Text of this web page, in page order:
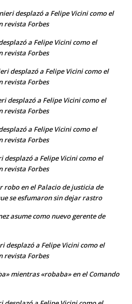
desplazó a Felipe Vicini como el
revista Forbes
a Felipe Vicini como el
revista Forbes
desplazó a Felipe Vicini como el
revista Forbes
desplazó a Felipe Vicini como el
revista Forbes
a Felipe Vicini como el
revista Forbes
desplazó a Felipe Vicini como el
revista Forbes
robo en el Palacio de justicia de
se esfumaron sin dejar rastro
asume como nuevo gerente de
desplazó a Felipe Vicini como el
revista Forbes
mientras «robaba» en el Comando